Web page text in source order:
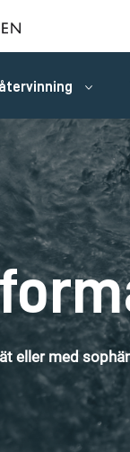
eller med